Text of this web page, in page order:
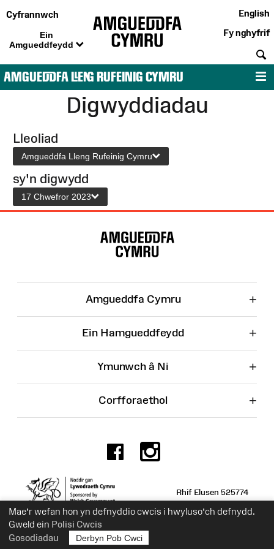
Mae’r wefan hon yn defnyddio cwcis i hwyluso’ch defnydd.
Gweld ein Polisi Cwcis
Gosodiadau
Derbyn Pob Cwci
Cyfrannwch
Ein
Amgueddfeydd
English
Fy nghyfrif
AMGUEDDFA LLENG RUFEINIG CYMRU
Digwyddiadau
Lleoliad
Amgueddfa Lleng Rufeinig Cymru
sy'n digwydd
17 Chwefror 2023
Amgueddfa Cymru +
Ein Hamgueddfeydd +
Ymunwch â Ni +
Corfforaethol +
Facebook
Rhif Elusen 525774